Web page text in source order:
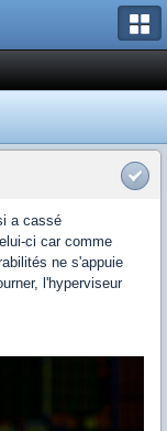
a cassé
ci car comme
ne s'appuie
l'hyperviseur